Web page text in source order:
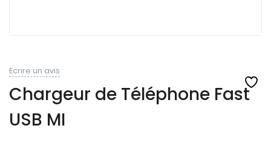
Ecrire un avis
Chargeur de Téléphone Fast
USB MI